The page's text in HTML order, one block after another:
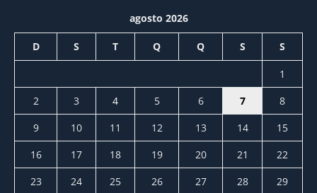
agosto 2026
D S T Q Q S S
1
2
3 4 5 6 7
8
9
10 11 12 13 14
15
16
17 18 19 20 21
22
23
24 25 26 27 28
29